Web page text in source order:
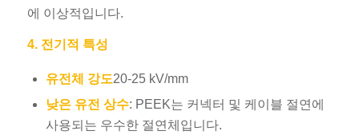
에 이상적입니다.
4. 전기적 특성
유전체 강도20-25 kV/mm
낮은 유전 상수: PEEK는 커넥터 및 케이블 절연에
사용되는 우수한 절연체입니다.